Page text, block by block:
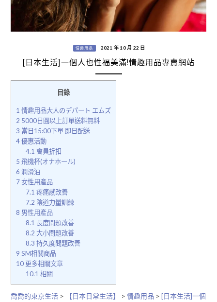
情趣用品 2021 年 10 月 22 日
[日本生活]一個人也性福美滿!情趣用品專賣網站
目錄
1 情趣用品大人のデパート エムズ
2 5000日圓以上訂單送料無料
3 當日15:00下單 即日配送
4優惠活動
4.1 會員折扣
5 飛機杯(オナホール)
6 潤滑油
7女性用產品
7.1 疼痛感改善
7.2 陰道力量訓練
8 男性用產品
8.1 長度問題改善
8.2 大小問題改善
8.3 持久度問題改善
9 SM相關商品
10更多相關文章
10.1 相關
喬喬的東京生活> 【日本日常生活】 > 情趣用品 > [日本生活]一個